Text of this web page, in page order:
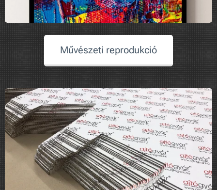
Művészeti reprodukció